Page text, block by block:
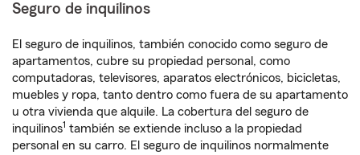
Seguro de inquilinos
El seguro de inquilinos, también conocido como seguro de
apartamentos, cubre su propiedad personal, como
computadoras, televisores, aparatos electrónicos, bicicletas,
muebles y ropa, tanto dentro como fuera de su apartamento
u otra vivienda que alquile. La cobertura del seguro de
inquilinos1 también se extiende incluso a la propiedad
personal en su carro. El seguro de inquilinos normalmente